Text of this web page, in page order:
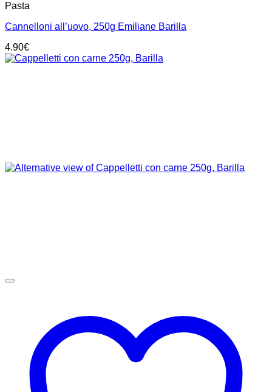
Pasta
Cannelloni all’uovo, 250g Emiliane Barilla
4.90€